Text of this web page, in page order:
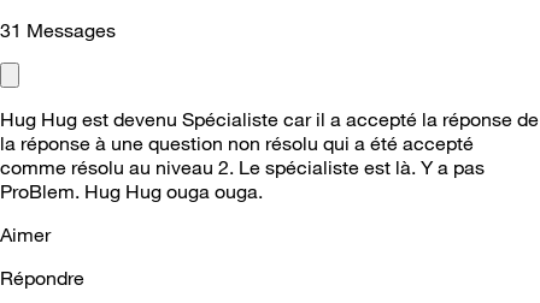
31 Messages
Hug Hug est devenu Spécialiste car il a accepté la réponse de
la réponse à une question non résolu qui a été accepté
comme résolu au niveau 2. Le spécialiste est là. Y a pas
ProBlem. Hug Hug ouga ouga.
Aimer
Répondre